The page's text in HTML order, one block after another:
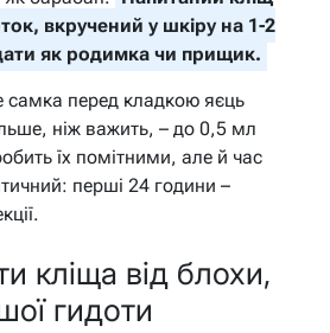
вкручений у шкіру на 1-2
як родимка чи прищик.
самка перед кладкою яєць
ніж важить, – до 0,5 мл
їх помітними, але й час
перші 24 години –
кліща від блохи,
гидоти